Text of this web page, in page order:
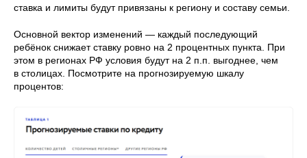
ставка и лимиты будут привязаны к региону и составу семьи.
Основной вектор изменений — каждый последующий
ребёнок снижает ставку ровно на 2 процентных пункта. При
этом в регионах РФ условия будут на 2 п.п. выгоднее, чем
в столицах. Посмотрите на прогнозируемую шкалу
процентов: